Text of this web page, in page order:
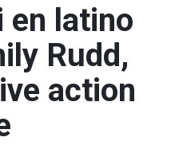
en latino
Rudd,
action